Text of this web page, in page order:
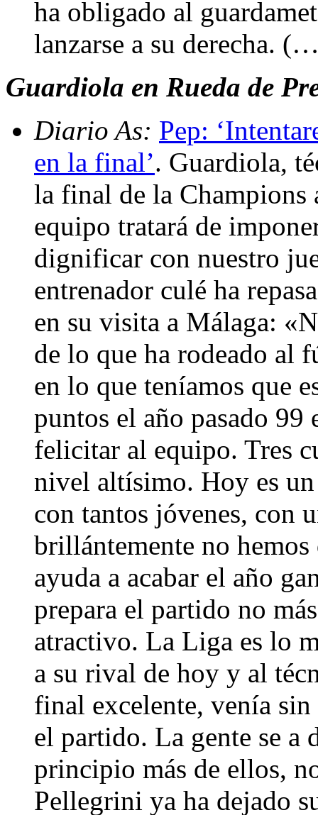
ha obligado al
lanzarse a su derecha.
Guardiola en Rueda de
Diario As: Pep:
en la final’. Guardiola,
la final de la Champions
equipo tratará de
dignificar con nuestro
entrenador culé ha
en su visita a Málaga:
de lo que ha rodeado al
en lo que teníamos que
puntos el año pasado 99
felicitar al equipo. Tres
nivel altísimo. Hoy es un
con tantos jóvenes, con
brillántemente no
ayuda a acabar el año
prepara el partido no
atractivo. La Liga es lo
a su rival de hoy y al
final excelente, venía sin
el partido. La gente se a
principio más de ellos,
Pellegrini ya ha dejado